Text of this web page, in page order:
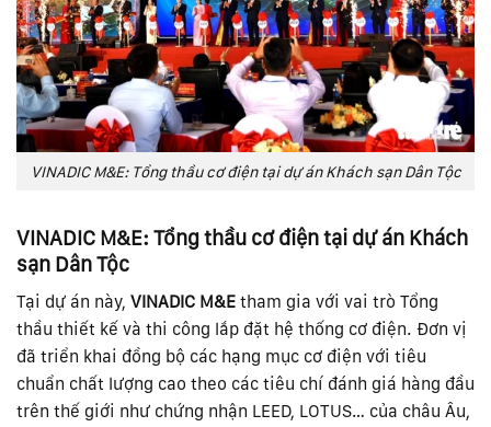
VINADIC M&E: Tổng thầu cơ điện tại dự án Khách sạn Dân Tộc
VINADIC M&E: Tổng thầu cơ điện tại dự án Khách
sạn Dân Tộc
Tại dự án này, VINADIC M&E tham gia với vai trò Tổng
thầu thiết kế và thi công lắp đặt hệ thống cơ điện. Đơn vị
đã triển khai đồng bộ các hạng mục cơ điện với tiêu
chuẩn chất lượng cao theo các tiêu chí đánh giá hàng đầu
trên thế giới như chứng nhận LEED, LOTUS… của châu Âu,